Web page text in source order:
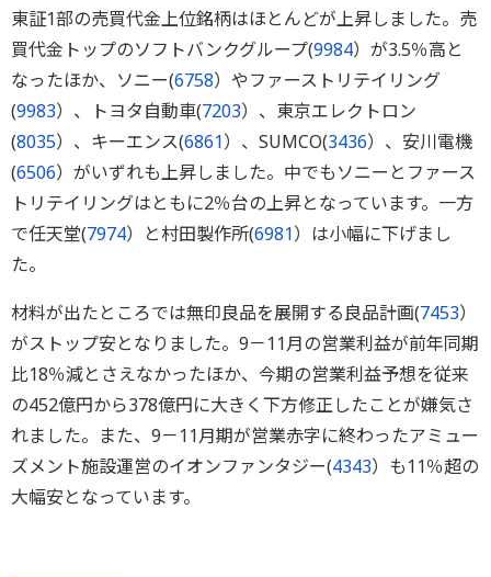
東証1部の売買代金上位銘柄はほとんどが上昇しました。売
買代金トップのソフトバンクグループ(9984）が3.5％高と
なったほか、ソニー(6758）やファーストリテイリング
(9983）、トヨタ自動車(7203）、東京エレクトロン
(8035）、キーエンス(6861）、SUMCO(3436）、安川電機
(6506）がいずれも上昇しました。中でもソニーとファース
トリテイリングはともに2％台の上昇となっています。一方
で任天堂(7974）と村田製作所(6981）は小幅に下げまし
た。
材料が出たところでは無印良品を展開する良品計画(7453）
がストップ安となりました。9－11月の営業利益が前年同期
比18％減とさえなかったほか、今期の営業利益予想を従来
の452億円から378億円に大きく下方修正したことが嫌気さ
れました。また、9－11月期が営業赤字に終わったアミュー
ズメント施設運営のイオンファンタジー(4343）も11％超の
大幅安となっています。